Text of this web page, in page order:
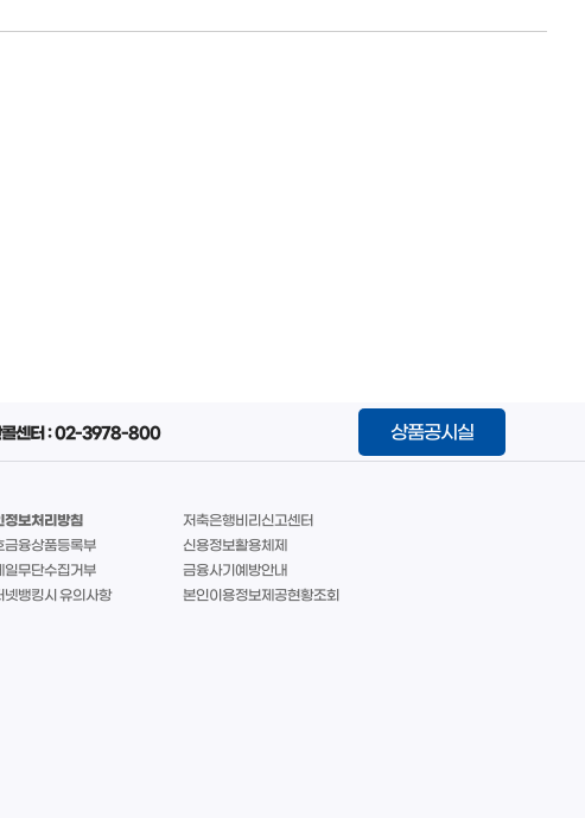
콜센터 : 02-3978-800 상품공시실
정보처리방침
금융상품등록부
일무단수집거부
넷뱅킹시 유의사항
저축은행비리신고센터
신용정보활용체제
금융사기예방안내
본인이용정보제공현황조회